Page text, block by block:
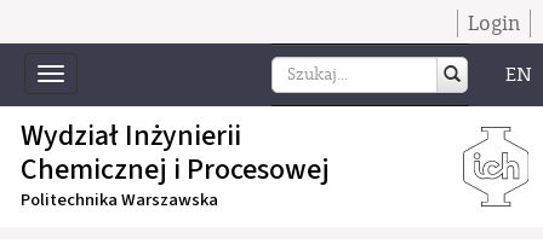
Login
Toggle
navigation
EN
Wydział Inżynierii
Chemicznej i Procesowej
Politechnika Warszawska